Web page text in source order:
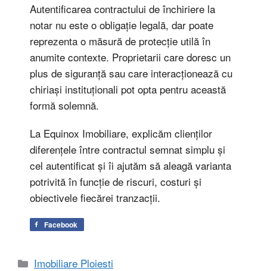
Autentificarea contractului de închiriere la
notar nu este o obligație legală, dar poate
reprezenta o măsură de protecție utilă în
anumite contexte. Proprietarii care doresc un
plus de siguranță sau care interacționează cu
chiriași instituționali pot opta pentru această
formă solemnă.
La Equinox Imobiliare, explicăm clienților
diferențele între contractul semnat simplu și
cel autentificat și îi ajutăm să aleagă varianta
potrivită în funcție de riscuri, costuri și
obiectivele fiecărei tranzacții.
Facebook
Categorii
Imobiliare Ploiesti